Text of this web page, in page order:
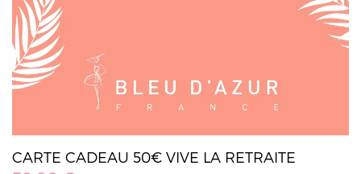
CARTE CADEAU 50€ VIVE LA RETRAITE